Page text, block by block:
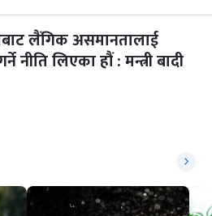
लैंगिक असमानतालाई
नीति लिएका हौं : मन्त्री बादी